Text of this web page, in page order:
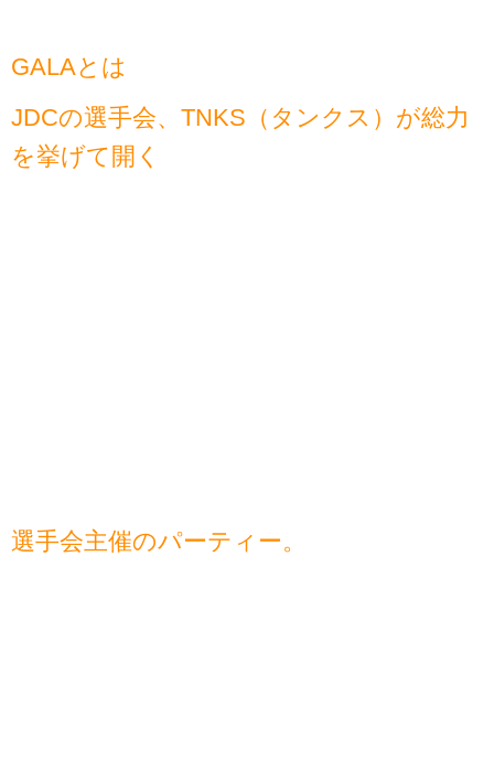
GALAとは
JDCの選手会、TNKS（タンクス）が総力
を挙げて開く
選手会主催のパーティー。